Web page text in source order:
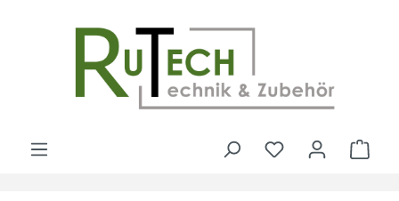
Du hast 0